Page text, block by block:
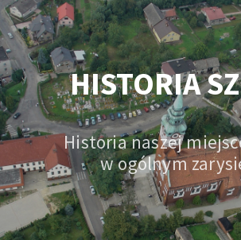
HISTORIA
Historia naszej
w ogólnym